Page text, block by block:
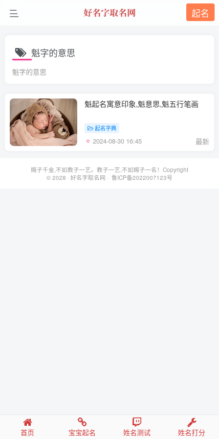
起名
魁字的意思
魁字的意思
魁起名寓意印象,魁意思,魁五行笔画
起名字典
2024-08-30 16:45 最新
赐子千金,不如教子一艺。教子一艺,不如赐子一名！Copyright
© 2028 · 好名字取名网 · 鲁ICP备2022007123号
首页 宝宝起名 姓名测试 姓名打分